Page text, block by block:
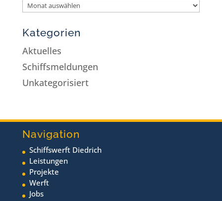
Kategorien
Aktuelles
Schiffsmeldungen
Unkategorisiert
Navigation
Schiffswerft Diedrich
Leistungen
Projekte
Werft
Jobs